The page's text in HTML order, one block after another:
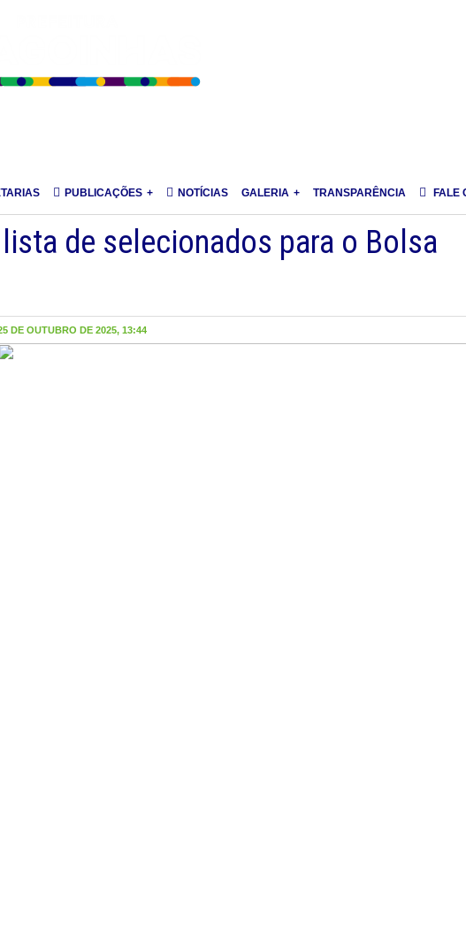
PUBLICAÇÕES NOTÍCIAS GALERIA TRANSPARÊNCIA FALE
lista de selecionados para o Bolsa
DE OUTUBRO DE 2025, 13:44